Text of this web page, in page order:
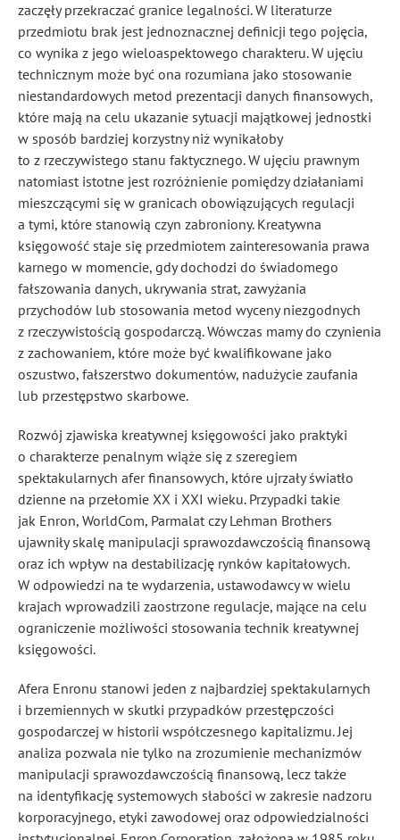
zaczęły przekraczać granice legalności. W literaturze
przedmiotu brak jest jednoznacznej definicji tego pojęcia,
co wynika z jego wieloaspektowego charakteru. W ujęciu
technicznym może być ona rozumiana jako stosowanie
niestandardowych metod prezentacji danych finansowych,
które mają na celu ukazanie sytuacji majątkowej jednostki
w sposób bardziej korzystny niż wynikałoby
to z rzeczywistego stanu faktycznego. W ujęciu prawnym
natomiast istotne jest rozróżnienie pomiędzy działaniami
mieszczącymi się w granicach obowiązujących regulacji
a tymi, które stanowią czyn zabroniony. Kreatywna
księgowość staje się przedmiotem zainteresowania prawa
karnego w momencie, gdy dochodzi do świadomego
fałszowania danych, ukrywania strat, zawyżania
przychodów lub stosowania metod wyceny niezgodnych
z rzeczywistością gospodarczą. Wówczas mamy do czynienia
z zachowaniem, które może być kwalifikowane jako
oszustwo, fałszerstwo dokumentów, nadużycie zaufania
lub przestępstwo skarbowe.
Rozwój zjawiska kreatywnej księgowości jako praktyki
o charakterze penalnym wiąże się z szeregiem
spektakularnych afer finansowych, które ujrzały światło
dzienne na przełomie XX i XXI wieku. Przypadki takie
jak Enron, WorldCom, Parmalat czy Lehman Brothers
ujawniły skalę manipulacji sprawozdawczością finansową
oraz ich wpływ na destabilizację rynków kapitałowych.
W odpowiedzi na te wydarzenia, ustawodawcy w wielu
krajach wprowadzili zaostrzone regulacje, mające na celu
ograniczenie możliwości stosowania technik kreatywnej
księgowości.
Afera Enronu stanowi jeden z najbardziej spektakularnych
i brzemiennych w skutki przypadków przestępczości
gospodarczej w historii współczesnego kapitalizmu. Jej
analiza pozwala nie tylko na zrozumienie mechanizmów
manipulacji sprawozdawczością finansową, lecz także
na identyfikację systemowych słabości w zakresie nadzoru
korporacyjnego, etyki zawodowej oraz odpowiedzialności